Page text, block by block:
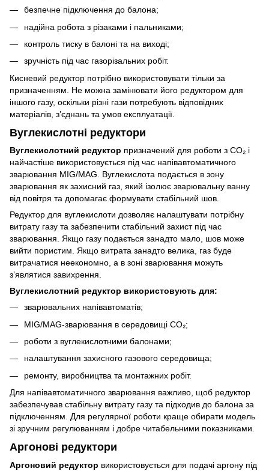
безпечне підключення до балона;
надійна робота з різаками і пальниками;
контроль тиску в балоні та на виході;
зручність під час газорізальних робіт.
Кисневий редуктор потрібно використовувати тільки за
призначенням. Не можна замінювати його редуктором для
іншого газу, оскільки різні гази потребують відповідних
матеріалів, з’єднань та умов експлуатації.
Вуглекислотні редуктори
Вуглекислотний редуктор призначений для роботи з CO₂ і
найчастіше використовується під час напівавтоматичного
зварювання MIG/MAG. Вуглекислота подається в зону
зварювання як захисний газ, який ізолює зварювальну ванну
від повітря та допомагає формувати стабільний шов.
Редуктор для вуглекислоти дозволяє налаштувати потрібну
витрату газу та забезпечити стабільний захист під час
зварювання. Якщо газу подається занадто мало, шов може
вийти пористим. Якщо витрата занадто велика, газ буде
витрачатися неекономно, а в зоні зварювання можуть
з’являтися завихрення.
Вуглекислотний редуктор використовують для:
зварювальних напівавтоматів;
MIG/MAG-зварювання в середовищі CO₂;
роботи з вуглекислотними балонами;
налаштування захисного газового середовища;
ремонту, виробництва та монтажних робіт.
Для напівавтоматичного зварювання важливо, щоб редуктор
забезпечував стабільну витрату газу та підходив до балона за
підключенням. Для регулярної роботи краще обирати модель
зі зручним регулюванням і добре читабельними показниками.
Аргонові редуктори
Аргоновий редуктор використовується для подачі аргону під